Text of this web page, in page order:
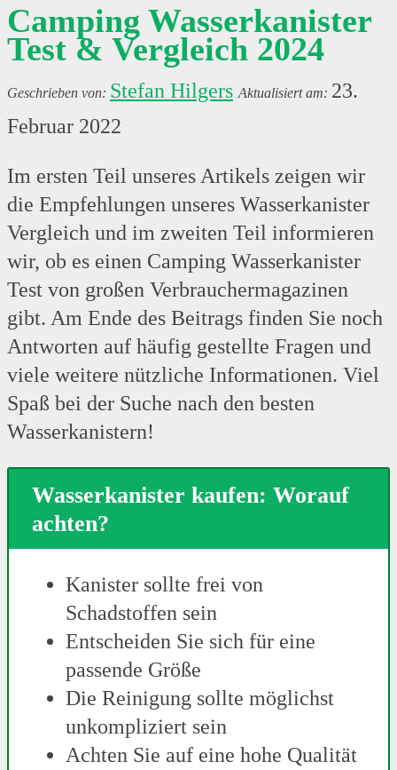
Camping Wasserkanister
Test & Vergleich 2024
Stefan Hilgers
23.
Februar 2022
Im ersten Teil unseres Artikels zeigen wir
die Empfehlungen unseres Wasserkanister
Vergleich und im zweiten Teil informieren
wir, ob es einen Camping Wasserkanister
Test von großen Verbrauchermagazinen
gibt. Am Ende des Beitrags finden Sie noch
Antworten auf häufig gestellte Fragen und
viele weitere nützliche Informationen. Viel
Spaß bei der Suche nach den besten
Wasserkanistern!
Wasserkanister kaufen: Worauf
achten?
Kanister sollte frei von
Schadstoffen sein
Entscheiden Sie sich für eine
passende Größe
Die Reinigung sollte möglichst
unkompliziert sein
Achten Sie auf eine hohe Qualität